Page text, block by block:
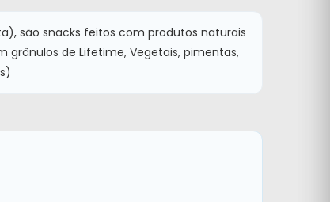
são snacks feitos com produtos naturais
grânulos de Lifetime, Vegetais, pimentas,